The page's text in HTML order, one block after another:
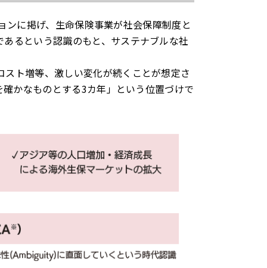
に掲げ、生命保険事業が社会保障制度と
るという認識のもと、サステナブルな社
ト増等、激しい変化が続くことが想定さ
かなものとする3カ年」という位置づけで